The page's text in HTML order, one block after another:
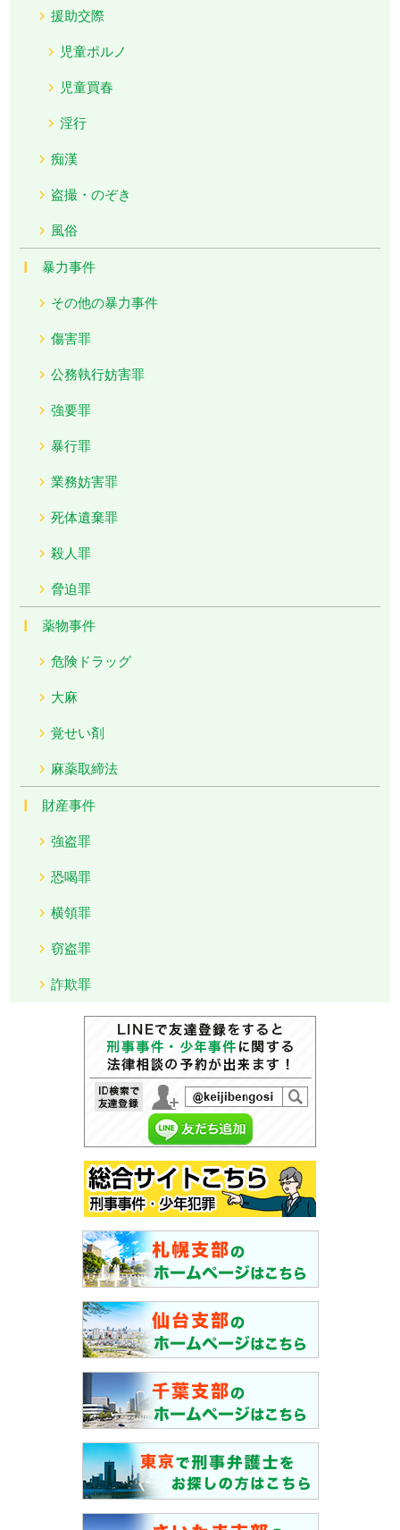
援助交際
児童ポルノ
児童買春
淫行
痴漢
盗撮・のぞき
風俗
暴力事件
その他の暴力事件
傷害罪
公務執行妨害罪
強要罪
暴行罪
業務妨害罪
死体遺棄罪
殺人罪
脅迫罪
薬物事件
危険ドラッグ
大麻
覚せい剤
麻薬取締法
財産事件
強盗罪
恐喝罪
横領罪
窃盗罪
詐欺罪